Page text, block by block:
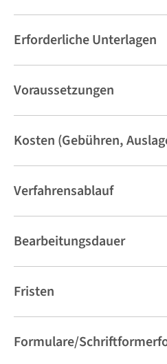
Erforderliche Unterlagen
Voraussetzungen
Kosten (Gebühren,
Verfahrensablauf
Bearbeitungsdauer
Fristen
Formulare/